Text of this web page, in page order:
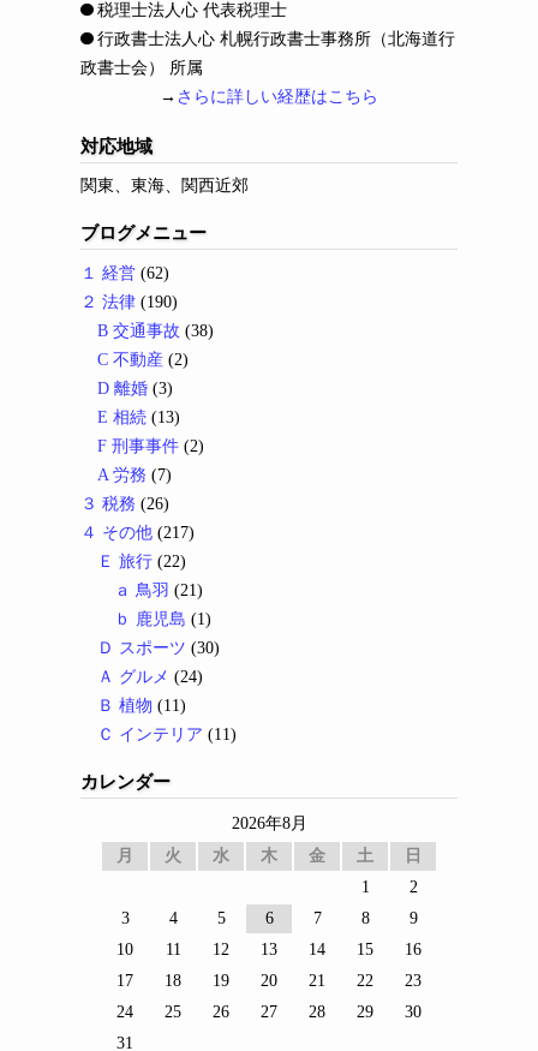
税理士法人心 代表税理士
行政書士法人心 札幌行政書士事務所（北海道行
政書士会） 所属
→ さらに詳しい経歴はこちら
対応地域
関東、東海、関西近郊
ブログメニュー
１ 経営 (62)
２ 法律 (190)
B 交通事故 (38)
C 不動産 (2)
D 離婚 (3)
E 相続 (13)
F 刑事事件 (2)
A 労務 (7)
３ 税務 (26)
４ その他 (217)
Ｅ 旅行 (22)
ａ 鳥羽 (21)
ｂ 鹿児島 (1)
Ｄ スポーツ (30)
Ａ グルメ (24)
Ｂ 植物 (11)
Ｃ インテリア (11)
カレンダー
2026年8月
月
火 水 木 金 土
日
1
2
3
4 5 6 7 8
9
10
11 12 13 14 15
16
17
18 19 20 21 22
23
24
25 26 27 28 29
30
31